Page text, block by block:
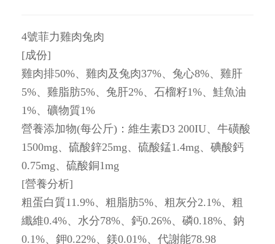
4號菲力雞肉兔肉
[成份]
雞肉排50%、雞肉及兔肉37%、兔心8%、雞肝
5%、雞脂肪5%、兔肝2%、石榴籽1%、鮭魚油
1%、礦物質1%
營養添加物(每公斤)：維生素D3 200IU、牛磺酸
1500mg、硫酸鋅25mg、硫酸錳1.4mg、碘酸鈣
0.75mg、硫酸銅1mg
[營養分析]
粗蛋白質11.9%、粗脂肪5%、粗灰分2.1%、粗
纖維0.4%、水分78%、鈣0.26%、磷0.18%、鈉
0.1%、鉀0.22%、鎂0.01%、代謝能78.98